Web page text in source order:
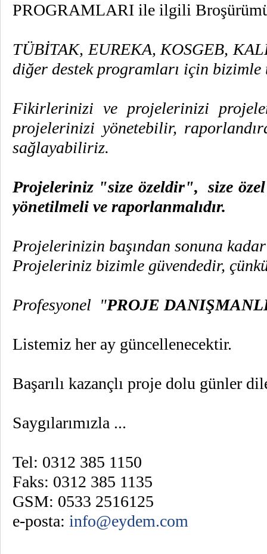
PROGRAMLARI ile ilgili
TÜBİTAK, EUREKA, KOSGEB,
diğer destek programları için
Fikirlerinizi ve projelerinizi
projelerinizi yönetebilir,
sağlayabiliriz.
Projeleriniz "size özeldir", size özel
yönetilmeli ve raporlanmalıdır.
Projelerinizin başından sonuna
Projeleriniz bizimle güvendedir,
Profesyonel "PROJE
Listemiz her ay güncellenecektir.
Başarılı kazançlı proje dolu günler
Saygılarımızla ...
Tel: 0312 385 1150
Faks: 0312 385 1135
GSM: 0533 2516125
e-posta: info@eydem.com